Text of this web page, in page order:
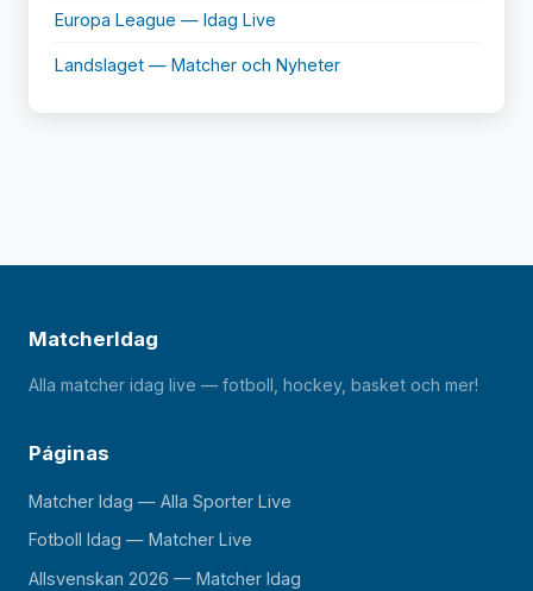
Europa League — Idag Live
Landslaget — Matcher och Nyheter
MatcherIdag
Alla matcher idag live — fotboll, hockey, basket och mer!
Páginas
Matcher Idag — Alla Sporter Live
Fotboll Idag — Matcher Live
Allsvenskan 2026 — Matcher Idag